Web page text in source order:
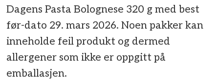
Dagens Pasta Bolognese 320 g med best
før-dato 29. mars 2026. Noen pakker kan
inneholde feil produkt og dermed
allergener som ikke er oppgitt på
emballasjen.